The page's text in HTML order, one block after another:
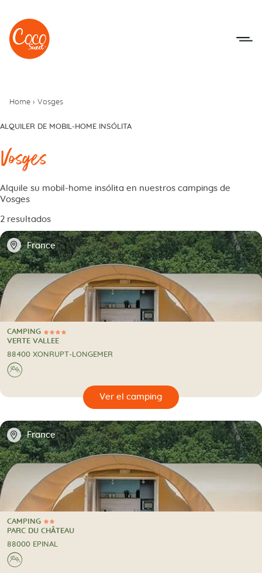
Ir al menú
Ir a los contenidos
Home › Vosges
ALQUILER DE MOBIL-HOME INSÓLITA
Vosges
Alquile su mobil-home insólita en nuestros campings de
Vosges
2 resultados
📍 France
4 Estrellas
CAMPING
CAMPING
VERTE VALLEE
88400 XONRUPT-LONGEMER
⛰
🔍
📍 France
2 Estrellas
CAMPING
CAMPING
PARC DU CHÂTEAU
88000 EPINAL
⛰